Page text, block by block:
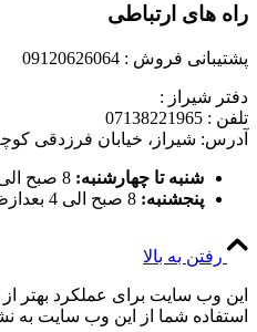
راه های ارتباطی
پشتیبانی فروش : 09120626064
دفتر شیراز :
تلفن : 07138221965
آدرس: شیراز، خیابان فرزدقی کوچه 7 مجتمع
شنبه تا چهارشنبه: 8 صبح الی 8 شب
پنجشنبه: 8 صبح الی 4 بعدازظهر
رفتن به بالا
این وب سایت برای عملکرد بهتر از
استفاده شما از این وب سایت به